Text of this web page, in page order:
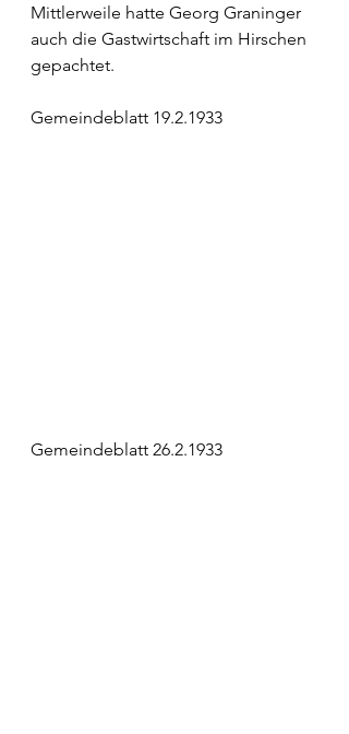
Mittlerweile hatte Georg Graninger
auch die Gastwirtschaft im Hirschen
gepachtet.
Gemeindeblatt 19.2.1933
Gemeindeblatt 26.2.1933